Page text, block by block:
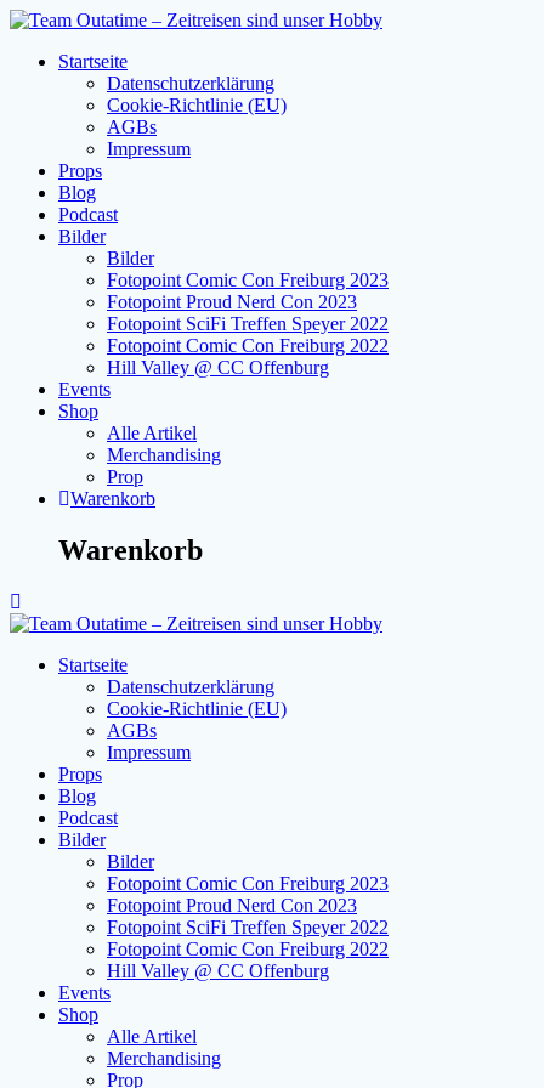
Zum
springenStartseite
Datenschutzerklärung
Cookie-Richtlinie (EU)
AGBs
Impressum
Props
Blog
Podcast
Bilder
Bilder
Fotopoint Comic Con Freiburg 2023
Fotopoint Proud Nerd Con 2023
Fotopoint SciFi Treffen Speyer 2022
Fotopoint Comic Con Freiburg 2022
Hill Valley @ CC Offenburg
Events
Shop
Alle Artikel
Merchandising
Prop
Warenkorb
Warenkorb
Startseite
Datenschutzerklärung
Cookie-Richtlinie (EU)
AGBs
Impressum
Props
Blog
Podcast
Bilder
Bilder
Fotopoint Comic Con Freiburg 2023
Fotopoint Proud Nerd Con 2023
Fotopoint SciFi Treffen Speyer 2022
Fotopoint Comic Con Freiburg 2022
Hill Valley @ CC Offenburg
Events
Shop
Alle Artikel
Merchandising
Prop